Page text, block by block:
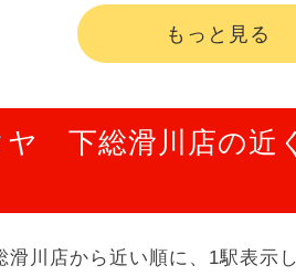
もっと見る
ヤ 下総滑川店の近
川店から近い順に、1駅表示し